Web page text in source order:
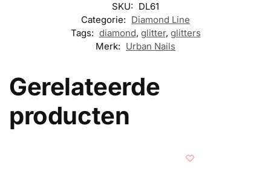
SKU: DL61
Categorie: Diamond Line
Tags: diamond, glitter, glitters
Merk: Urban Nails
Gerelateerde
producten